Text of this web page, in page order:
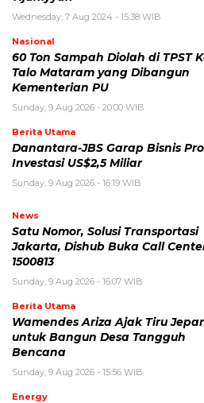
Wednesday, 7 Aug 2024 - 15:38 WIB
Nasional
60 Ton Sampah Diolah di TPST
Talo Mataram yang Dibangun
Kementerian PU
Sunday, 9 Aug 2026 - 20:00 WIB
Berita Utama
Danantara-JBS Garap Bisnis
Investasi US$2,5 Miliar
Sunday, 9 Aug 2026 - 16:19 WIB
News
Satu Nomor, Solusi Transportasi
Jakarta, Dishub Buka Call
1500813
Sunday, 9 Aug 2026 - 16:07 WIB
Berita Utama
Wamendes Ariza Ajak Tiru
untuk Bangun Desa Tangguh
Bencana
Sunday, 9 Aug 2026 - 15:56 WIB
Energy